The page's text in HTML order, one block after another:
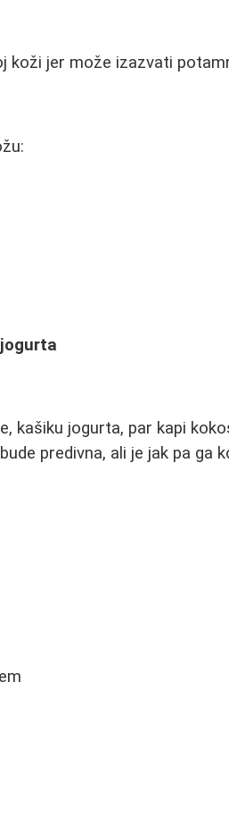
koži jer može izazvati
kašiku jogurta, par kapi
predivna, ali je jak pa ga